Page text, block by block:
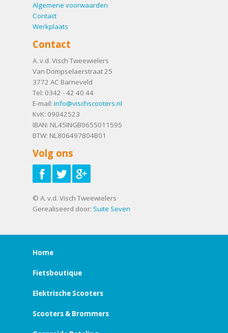
Algemene voorwaarden
Contact
Werkplaats
Contact
A. v.d. Visch Tweewielers
Van Dompselaerstraat 25
3772 AC Barneveld
Tel: 0342 - 42 40 44
E-mail: info@vischscooters.nl
KvK: 09042523
IBAN: NL45INGB0655011595
BTW: NL806497804B01
Volg ons
© A. v.d. Visch Tweewielers
Gerealiseerd door: Suite Seven
Home
Fietsboutique
Elektrische Scooters
Scooters & Brommers